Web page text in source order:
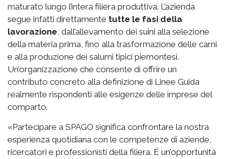
maturato lungo l’intera filiera produttiva. L’azienda
segue infatti direttamente tutte le fasi della
lavorazione, dall’allevamento dei suini alla selezione
della materia prima, fino alla trasformazione delle carni
e alla produzione dei salumi tipici piemontesi.
Un’organizzazione che consente di offrire un
contributo concreto alla definizione di Linee Guida
realmente rispondenti alle esigenze delle imprese del
comparto.
«Partecipare a SPAGO significa confrontare la nostra
esperienza quotidiana con le competenze di aziende,
ricercatori e professionisti della filiera. È un’opportunità